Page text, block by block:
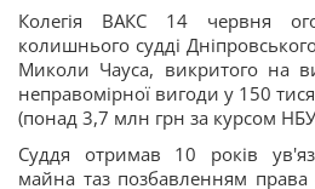
Колегія ВАКС 14 червня
колишнього судді
Миколи Чауса, викритого на
неправомірної вигоди у 150
(понад 3,7 млн грн за курсом
Суддя отримав 10 років
майна таз позбавленням права